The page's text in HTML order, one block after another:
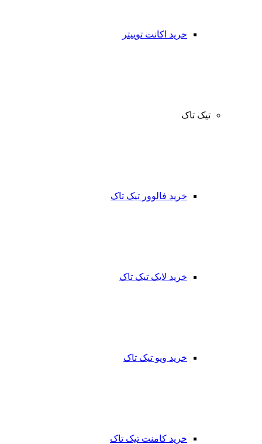
خرید اکانت توییتر
تیک تاک
خرید فالوور تیک تاک
خرید لایک تیک تاک
خرید ویو تیک تاک
خرید کامنت تیک تاک